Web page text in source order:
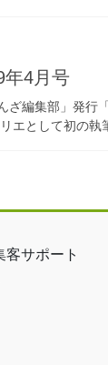
年4月号
ざ編集部」発行
エとして初の執
サポート